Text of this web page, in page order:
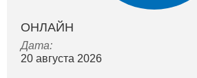
ОНЛАЙН
Дата:
20 августа 2026